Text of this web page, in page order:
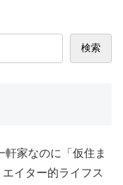
検索
家なのに「仮住ま
イター的ライフス